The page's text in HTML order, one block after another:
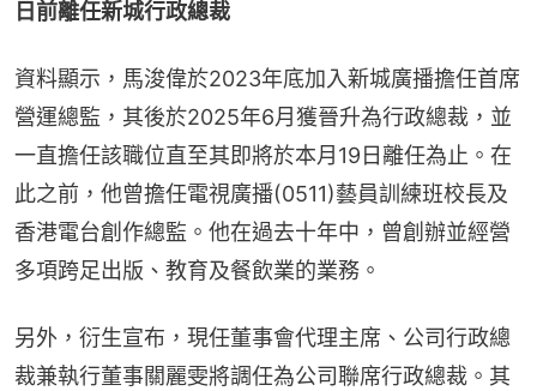
日前離任新城行政總裁
資料顯示，馬浚偉於2023年底加入新城廣播擔任首席
營運總監，其後於2025年6月獲晉升為行政總裁，並
一直擔任該職位直至其即將於本月19日離任為止。在
此之前，他曾擔任電視廣播(0511)藝員訓練班校長及
香港電台創作總監。他在過去十年中，曾創辦並經營
多項跨足出版、教育及餐飲業的業務。
另外，衍生宣布，現任董事會代理主席、公司行政總
裁兼執行董事關麗雯將調任為公司聯席行政總裁。其